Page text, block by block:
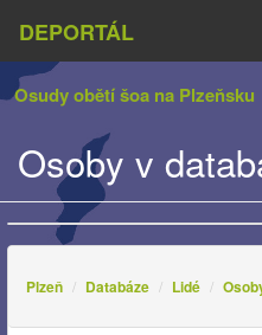
DEPORTÁL
Osudy obětí šoa na Plzeňsku
Osoby v
Plzeň Databáze Lidé